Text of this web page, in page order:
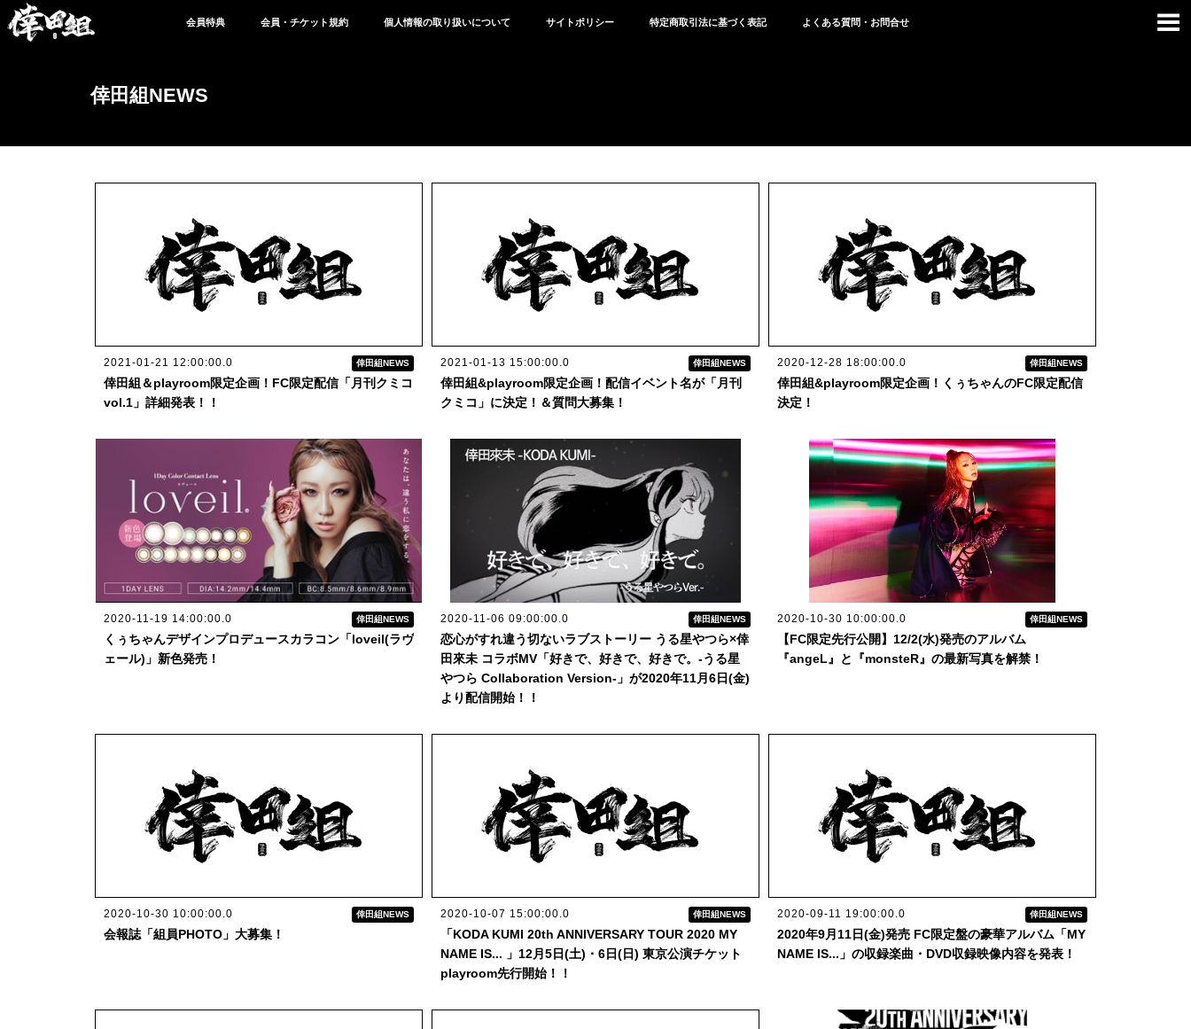
会員特典 会員・チケット規約 個人情報の取り扱いについて サイトポリシー 特定商取引法に基づく表記 よくある質問・お問合せ
倖田組NEWS
2021-01-21 12:00:00.0 倖田組NEWS
倖田組＆playroom限定企画！FC限定配信「月刊クミコ
vol.1」詳細発表！！
2021-01-13 15:00:00.0 倖田組NEWS
倖田組&playroom限定企画！配信イベント名が「月刊
クミコ」に決定！＆質問大募集！
2020-12-28 18:00:00.0 倖田組NEWS
倖田組&playroom限定企画！くぅちゃんのFC限定配信
決定！
2020-11-19 14:00:00.0 倖田組NEWS
くぅちゃんデザインプロデュースカラコン「loveil(ラヴ
ェール)」新色発売！
2020-11-06 09:00:00.0 倖田組NEWS
恋心がすれ違う切ないラブストーリー うる星やつら×倖
田來未 コラボMV「好きで、好きで、好きで。-うる星
やつら Collaboration Version-」が2020年11月6日(金)
より配信開始！！
2020-10-30 10:00:00.0 倖田組NEWS
【FC限定先行公開】12/2(水)発売のアルバム
『angeL』と『monsteR』の最新写真を解禁！
2020-10-30 10:00:00.0 倖田組NEWS
会報誌「組員PHOTO」大募集！
2020-10-07 15:00:00.0 倖田組NEWS
「KODA KUMI 20th ANNIVERSARY TOUR 2020 MY
NAME IS... 」12月5日(土)・6日(日) 東京公演チケット
playroom先行開始！！
2020-09-11 19:00:00.0 倖田組NEWS
2020年9月11日(金)発売 FC限定盤の豪華アルバム「MY
NAME IS...」の収録楽曲・DVD収録映像内容を発表！